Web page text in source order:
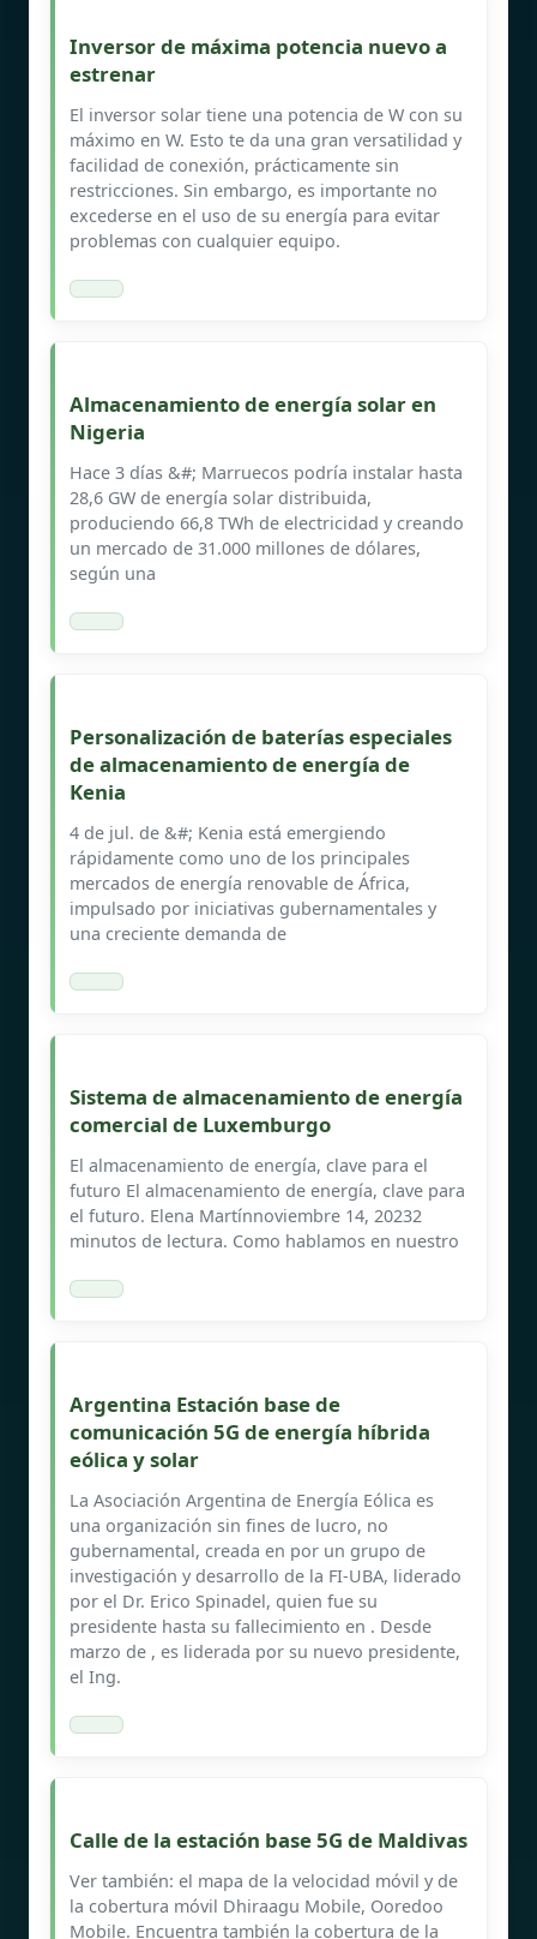
Inversor de máxima potencia nuevo a
estrenar
El inversor solar tiene una potencia de W con su
máximo en W. Esto te da una gran versatilidad y
facilidad de conexión, prácticamente sin
restricciones. Sin embargo, es importante no
excederse en el uso de su energía para evitar
problemas con cualquier equipo.
Almacenamiento de energía solar en
Nigeria
Hace 3 días &#; Marruecos podría instalar hasta
28,6 GW de energía solar distribuida,
produciendo 66,8 TWh de electricidad y creando
un mercado de 31.000 millones de dólares,
según una
Personalización de baterías especiales
de almacenamiento de energía de
Kenia
4 de jul. de &#; Kenia está emergiendo
rápidamente como uno de los principales
mercados de energía renovable de África,
impulsado por iniciativas gubernamentales y
una creciente demanda de
Sistema de almacenamiento de energía
comercial de Luxemburgo
El almacenamiento de energía, clave para el
futuro El almacenamiento de energía, clave para
el futuro. Elena Martínnoviembre 14, 20232
minutos de lectura. Como hablamos en nuestro
Argentina Estación base de
comunicación 5G de energía híbrida
eólica y solar
La Asociación Argentina de Energía Eólica es
una organización sin fines de lucro, no
gubernamental, creada en por un grupo de
investigación y desarrollo de la FI-UBA, liderado
por el Dr. Erico Spinadel, quien fue su
presidente hasta su fallecimiento en . Desde
marzo de , es liderada por su nuevo presidente,
el Ing.
Calle de la estación base 5G de Maldivas
Ver también: el mapa de la velocidad móvil y de
la cobertura móvil Dhiraagu Mobile, Ooredoo
Mobile. Encuentra también la cobertura de la